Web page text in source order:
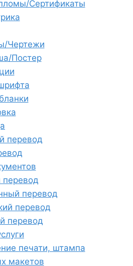
Сертификаты
Чертежи
Постер
перевод
перевод
перевод
перевод
перевод
печати, штампа
макетов